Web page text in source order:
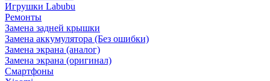
Игрушки Labubu
Ремонты
Замена задней крышки
Замена аккумулятора (Без ошибки)
Замена экрана (аналог)
Замена экрана (оригинал)
Смартфоны